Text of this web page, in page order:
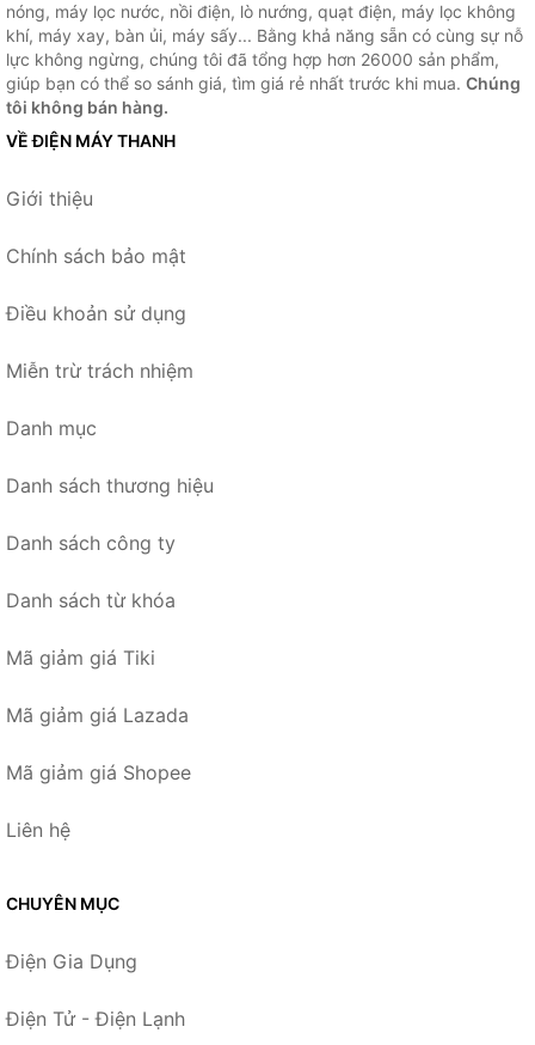
nóng, máy lọc nước, nồi điện, lò nướng, quạt điện, máy lọc không
khí, máy xay, bàn ủi, máy sấy... Bằng khả năng sẵn có cùng sự nỗ
lực không ngừng, chúng tôi đã tổng hợp hơn 26000 sản phẩm,
giúp bạn có thể so sánh giá, tìm giá rẻ nhất trước khi mua. Chúng
tôi không bán hàng.
VỀ ĐIỆN MÁY THANH
Giới thiệu
Chính sách bảo mật
Điều khoản sử dụng
Miễn trừ trách nhiệm
Danh mục
Danh sách thương hiệu
Danh sách công ty
Danh sách từ khóa
Mã giảm giá Tiki
Mã giảm giá Lazada
Mã giảm giá Shopee
Liên hệ
CHUYÊN MỤC
Điện Gia Dụng
Điện Tử - Điện Lạnh